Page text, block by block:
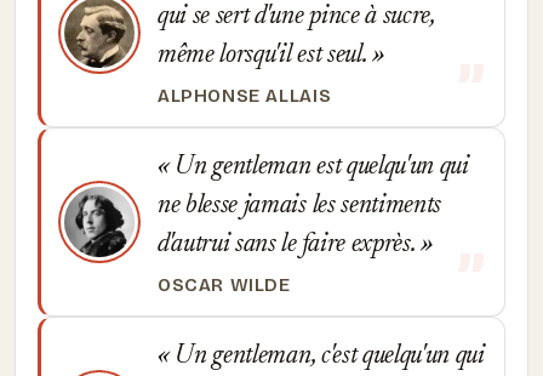
qui se sert d'une pince à sucre,
même lorsqu'il est seul.
ALPHONSE ALLAIS
Un gentleman est quelqu'un qui
ne blesse jamais les sentiments
d'autrui sans le faire exprès.
OSCAR WILDE
Un gentleman, c'est quelqu'un qui